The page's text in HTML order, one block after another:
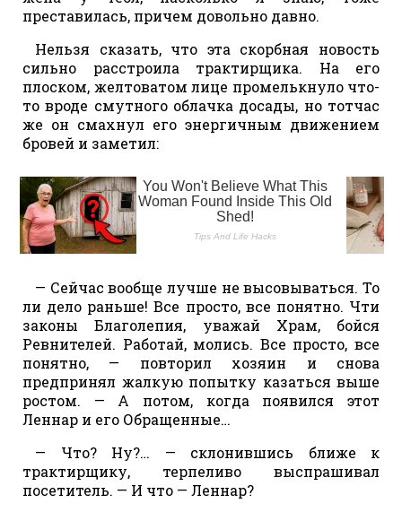
преставилась, причем довольно давно.
Нельзя сказать, что эта скорбная новость
сильно расстроила трактирщика. На его
плоском, желтоватом лице промелькнуло что-
то вроде смутного облачка досады, но тотчас
же он смахнул его энергичным движением
бровей и заметил:
— Сейчас вообще лучше не высовываться. То
ли дело раньше! Все просто, все понятно. Чти
законы Благолепия, уважай Храм, бойся
Ревнителей. Работай, молись. Все просто, все
понятно, — повторил хозяин и снова
предпринял жалкую попытку казаться выше
ростом. — А потом, когда появился этот
Леннар и его Обращенные…
— Что? Ну?… — склонившись ближе к
трактирщику, терпеливо выспрашивал
посетитель. — И что — Леннар?